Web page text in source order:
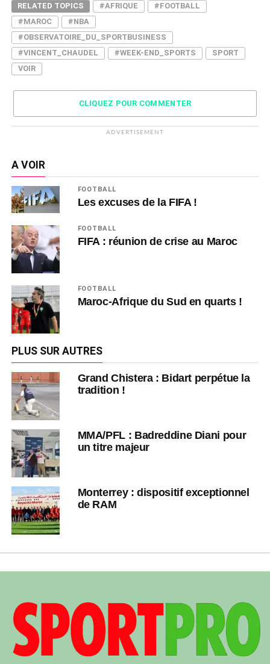
RELATED TOPICS #AFRIQUE
#FOOTBALL
#MAROC
#NBA
#OBSERVATOIRE_DU_SPORTBUSINESS
#VINCENT_CHAUDEL
#WEEK-END_SPORTS
SPORT
VOIR
CLIQUEZ POUR COMMENTER
ADVERTISEMENT
A VOIR
FOOTBALL
Les excuses de la FIFA !
FOOTBALL
FIFA : réunion de crise au Maroc
FOOTBALL
Maroc-Afrique du Sud en quarts !
PLUS SUR AUTRES
Grand Chistera : Bidart perpétue la
tradition !
MMA/PFL : Badreddine Diani pour
un titre majeur
Monterrey : dispositif exceptionnel
de RAM